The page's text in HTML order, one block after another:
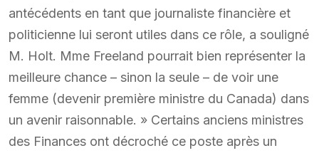
antécédents en tant que journaliste financière et
politicienne lui seront utiles dans ce rôle, a souligné
M. Holt. Mme Freeland pourrait bien représenter la
meilleure chance – sinon la seule – de voir une
femme (devenir première ministre du Canada) dans
un avenir raisonnable. » Certains anciens ministres
des Finances ont décroché ce poste après un